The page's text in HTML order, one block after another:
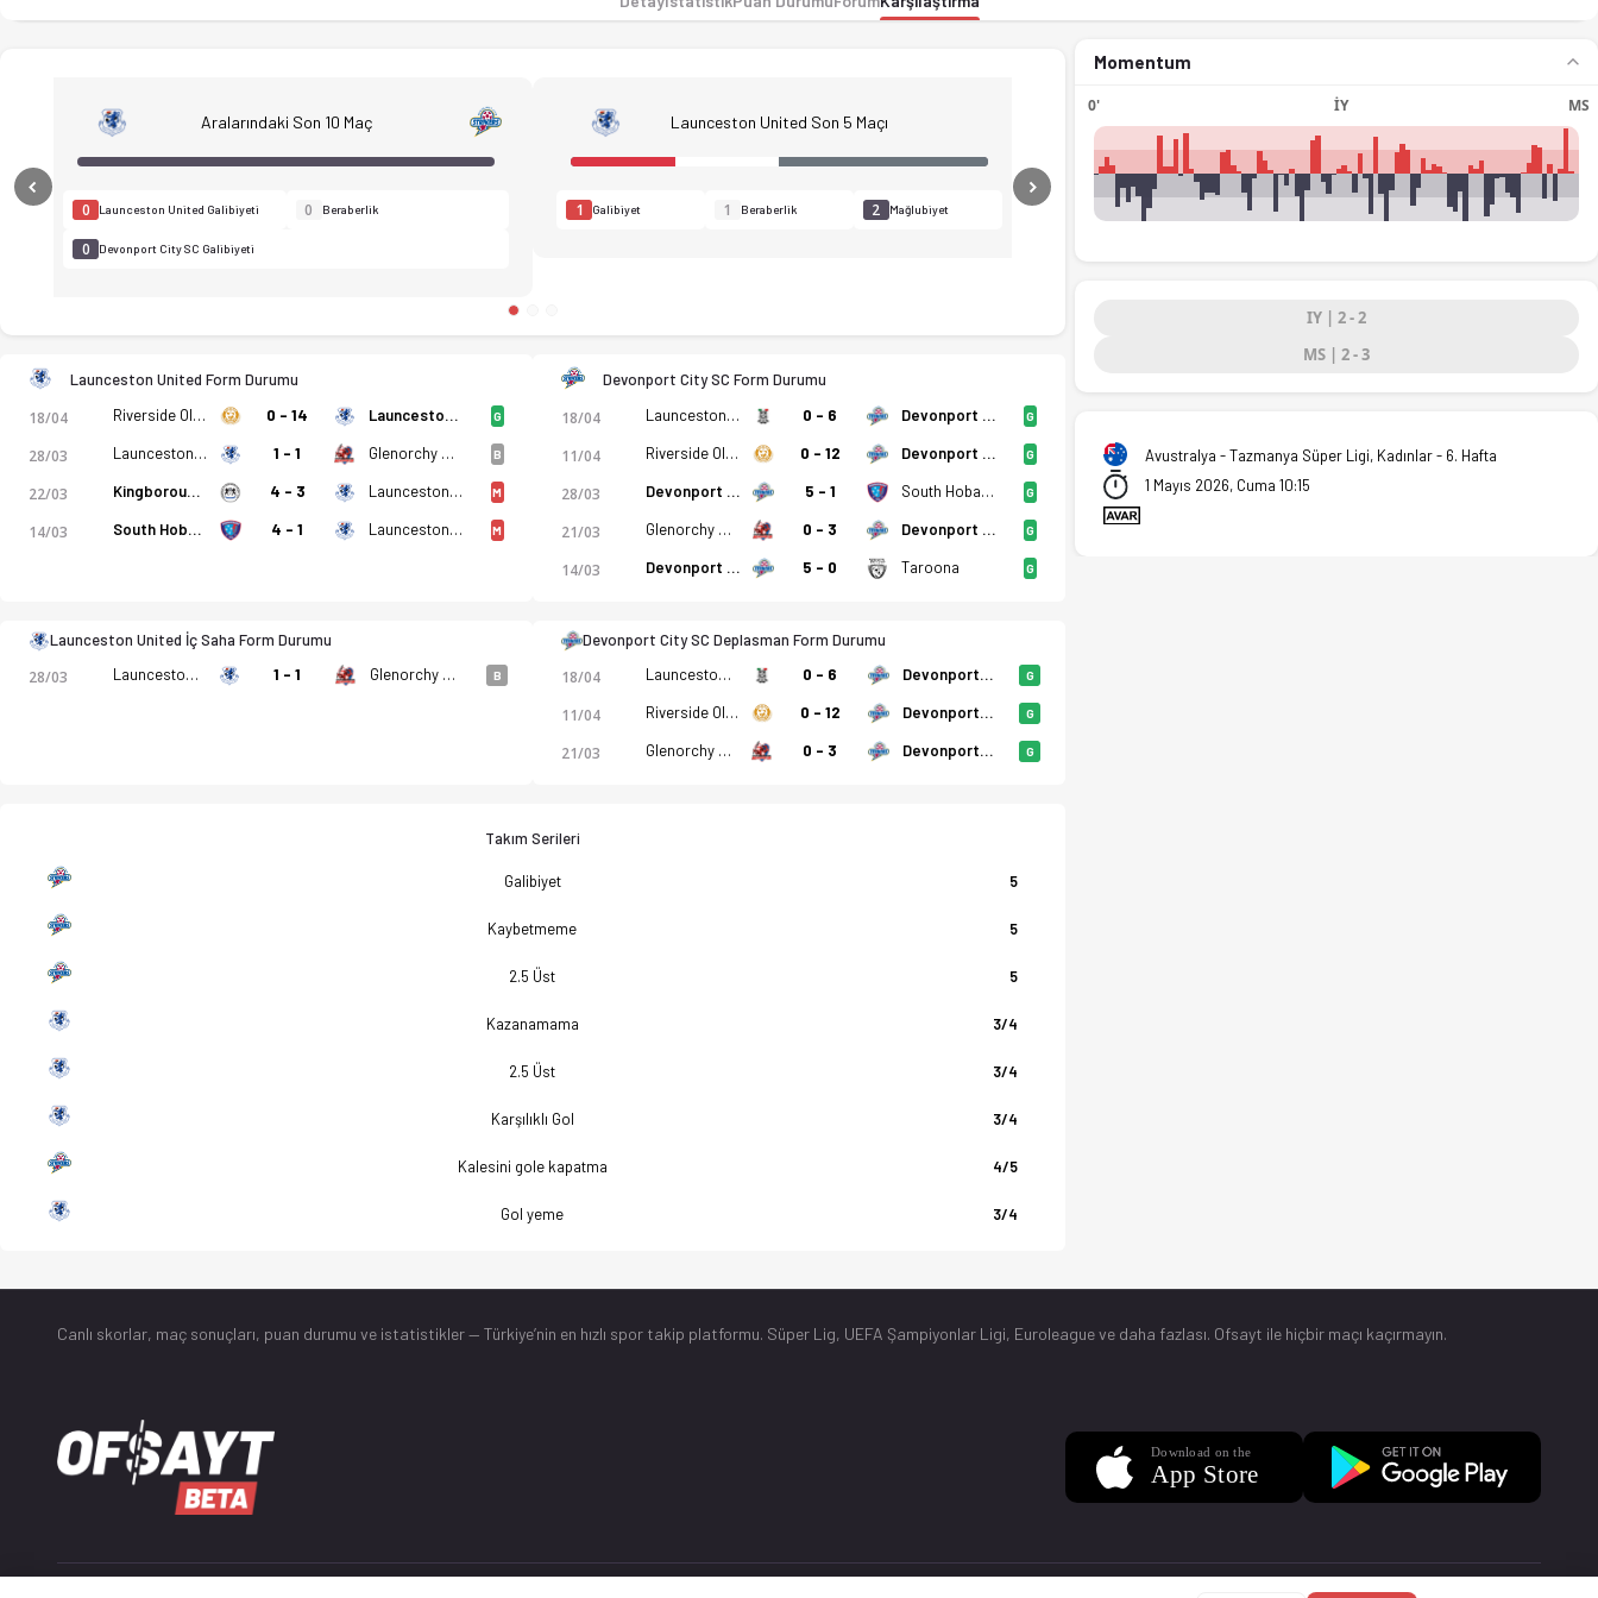
Launceston United - Devonport City SC 2-3 bitti. Gol anları, kadro, istatistikler, puan durumu ve iddaa oranları Ofsayt'ta. (01.05.2026)
Aralarındaki Son 10 Maç
0 Launceston United Galibiyeti 0 Beraberlik
0 Devonport City SC Galibiyeti
Launceston United Son 5 Maçı
1 Galibiyet 1 Beraberlik 2 Mağlubiyet
Previous Next
Launceston United Form Durumu
18/04 Riverside Olympic 0 - 14 Launceston United G
28/03 Launceston United 1 - 1 Glenorchy Knights B
22/03 Kingborough Lions United FC 4 - 3 Launceston United M
14/03 South Hobart FC 4 - 1 Launceston United M
Devonport City SC Form Durumu
18/04 Launceston City 0 - 6 Devonport City SC G
11/04 Riverside Olympic 0 - 12 Devonport City SC G
28/03 Devonport City SC 5 - 1 South Hobart FC G
21/03 Glenorchy Knights 0 - 3 Devonport City SC G
14/03 Devonport City SC 5 - 0 Taroona G
Launceston United İç Saha Form Durumu
28/03 Launceston United 1 - 1 Glenorchy Knights B
Devonport City SC Deplasman Form Durumu
18/04 Launceston City 0 - 6 Devonport City SC G
11/04 Riverside Olympic 0 - 12 Devonport City SC G
21/03 Glenorchy Knights 0 - 3 Devonport City SC G
Takım Serileri
Galibiyet 5
Kaybetmeme 5
2.5 Üst 5
Kazanamama 3/4
2.5 Üst 3/4
Karşılıklı Gol 3/4
Kalesini gole kapatma 4/5
Gol yeme 3/4
Momentum
0' İY MS
IY | 2 - 2
MS | 2 - 3
Avustralya - Tazmanya Süper Ligi, Kadınlar - 6. Hafta
1 Mayıs 2026, Cuma 10:15
Canlı skorlar, maç sonuçları, puan durumu ve istatistikler — Türkiye’nin en hızlı spor takip platformu. Süper Lig, UEFA Şampiyonlar Ligi, Euroleague ve daha fazlası. Ofsayt ile hiçbir maçı kaçırmayın.